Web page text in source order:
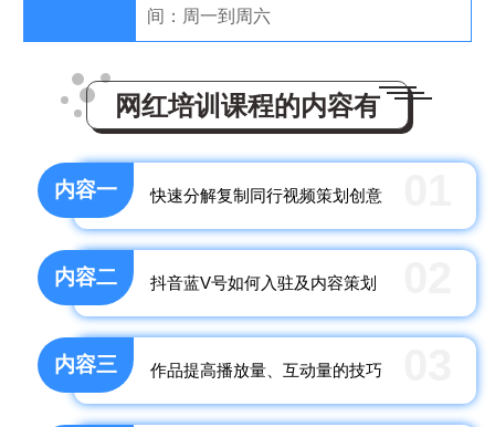
间：周一到周六
网红培训课程的内容有
内容一 快速分解复制同行视频策划创意
内容二 抖音蓝V号如何入驻及内容策划
内容三 作品提高播放量、互动量的技巧